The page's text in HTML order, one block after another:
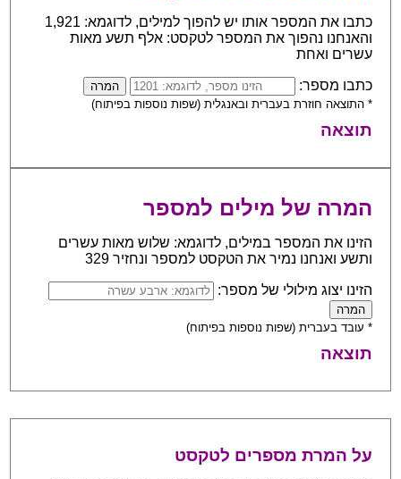
כתבו את המספר אותו יש להפוך למילים, לדוגמא: 1,921
והאנחנו נהפוך את המספר לטקסט: אלף תשע מאות
עשרים ואחת
כתבו מספר:
* התוצאה חוזרת בעברית ובאנגלית (שפות נוספות בפיתוח)
תוצאה
המרה של מילים למספר
הזינו את המספר במילים, לדוגמא: שלוש מאות עשרים
ותשע ואנחנו נמיר את הטקסט למספר ונחזיר 329
הזינו יצוג מילולי של מספר:
* עובד בעברית (שפות נוספות בפיתוח)
תוצאה
על המרת מספרים לטקסט